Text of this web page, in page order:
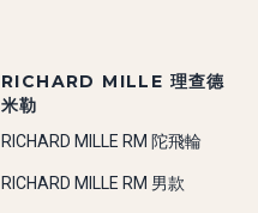
RICHARD MILLE 理查德
米勒
RICHARD MILLE RM 陀飛輪
RICHARD MILLE RM 男款